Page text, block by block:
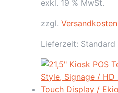
exkl. 19 % MwSt.
zzgl. Versandkosten
Lieferzeit: Standard